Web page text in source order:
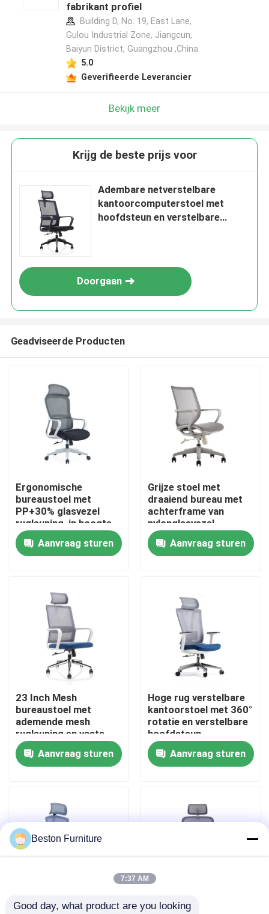
Producten
Over ons
Fabriekstocht
Kwaliteitscontrole
Neem contact met ons op
Gevallen
Bureau Werkstation Bureaus
fabrikant profiel
Building D, No. 19, East Lane,
Gulou Industrial Zone, Jiangcun,
Baiyun District, Guangzhou ,China
5.0
Geverifieerde Leverancier
Bekijk meer
Krijg de beste prijs voor
Adembare netverstelbare
kantoorcomputerstoel met
hoofdsteun en verstelbare
Doorgaan
Geadviseerde Producten
Ergonomische
bureaustoel met
PP+30% glasvezel
rugleuning, in hoogte
verstelbaar en met
nylon wielen
Aanvraag sturen
Grijze stoel met
draaiend bureau met
achterframe van
nylonglasvezel,
schuimkussing en
zwarte PU-wielen
Aanvraag sturen
23 Inch Mesh
bureaustoel met
ademende mesh
rugleuning en vaste
armleuningen
Draaibare bureaustoel
Aanvraag sturen
Hoge rug verstelbare
kantoorstoel met 360°
rotatie en verstelbare
hoofdsteun
Aanvraag sturen
Grijsblauwe Grijze Witte Mesh
Beston Furniture
7:37 AM
Good day, what product are you looking